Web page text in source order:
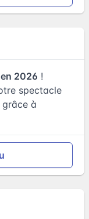
2026 !
spectacle
à